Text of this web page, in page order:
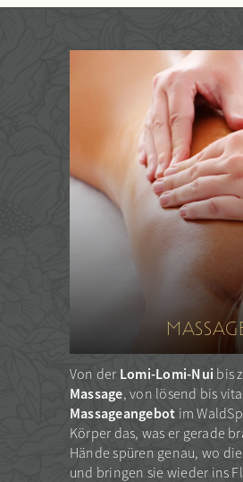
Von der Lomi-Lomi-Nui bis
Massage, von lösend bis
Massageangebot im
Körper das, was er gerade
Hände spüren genau, wo
und bringen sie wieder ins